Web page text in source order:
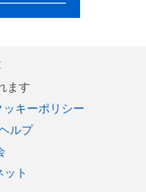
ます
ッキーポリシー
ルプ
ト